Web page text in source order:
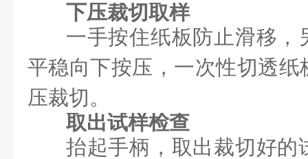
下压裁切取样
一手按住纸板防止滑移，
平稳向下按压，一次性切透
压裁切。
取出试样检查
抬起手柄，取出裁切好的